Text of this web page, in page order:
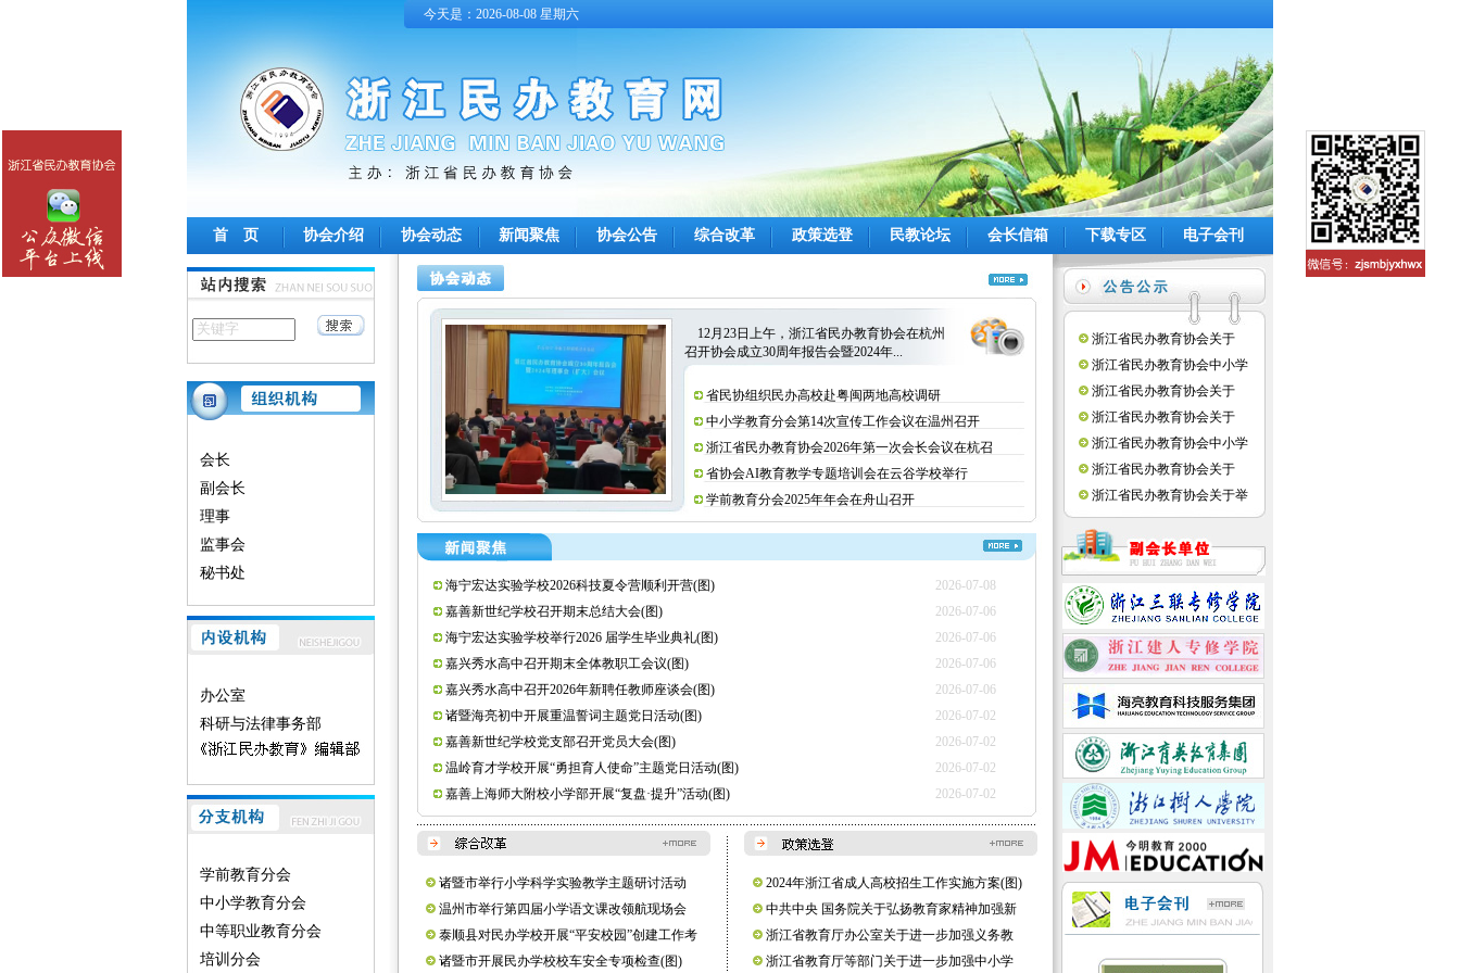
今天是：2026-08-08 星期六
首 页 协会介绍 协会动态 新闻聚焦 协会公告 综合改革 政策选登 民教论坛 会长信箱 下载专区 电子会刊
会长
副会长
理事
监事会
秘书处
办公室
科研与法律事务部
学前教育分会
中小学教育分会
中等职业教育分会
培训分会
12月23日上午，浙江省民办教育协会在杭州
召开协会成立30周年报告会暨2024年...
省民协组织民办高校赴粤闽两地高校调研
中小学教育分会第14次宣传工作会议在温州召开
(图)浙江省民办教育协会2026年第一次会长会议在杭召
开省协会AI教育教学专题培训会在云谷学校举行
学前教育分会2025年年会在舟山召开
2026-07-08
海宁宏达实验学校2026科技夏令营顺利开营(图)
2026-07-06
嘉善新世纪学校召开期末总结大会(图)
2026-07-06
海宁宏达实验学校举行2026 届学生毕业典礼(图)
2026-07-06
嘉兴秀水高中召开期末全体教职工会议(图)
2026-07-06
嘉兴秀水高中召开2026年新聘任教师座谈会(图)
2026-07-02
诸暨海亮初中开展重温誓词主题党日活动(图)
2026-07-02
嘉善新世纪学校党支部召开党员大会(图)
2026-07-02
温岭育才学校开展“勇担育人使命”主题党日活动(图)
2026-07-02
嘉善上海师大附校小学部开展“复盘·提升”活动(图)
诸暨市举行小学科学实验教学主题研讨活动
(图)温州市举行第四届小学语文课改领航现场会
(图)泰顺县对民办学校开展“平安校园”创建工作考
核(图)
诸暨市开展民办学校校车安全专项检查(图)
2024年浙江省成人高校招生工作实施方案(图)
中共中央 国务院关于弘扬教育家精神加强新
时代高素质专业化教师队伍建设的意见
浙江省教育厅办公室关于进一步加强义务教
育阶段考试评价管理的通知
浙江省教育厅等部门关于进一步加强中小学
浙江省民办教育协会关于
2025年立项课题结题鉴定结果
公布(图)
浙江省民办教育协会中小学
教育分会关于召开会长会议的
通知(图)
浙江省民办教育协会关于
2026 年协会研究课题立项的通
知(图)
浙江省民办教育协会关于
2025 年协会立项课题优秀成果
评审结果公示的通知(图)
浙江省民办教育协会中小学
教育分会关于召开第十四次宣
传工作会议的通知(图)
浙江省民办教育协会关于
2025年度课题结题、优秀成果
评选和2026年度课题申报的通
知
浙江省民办教育协会关于举
办中小学骨干教师AI教育教学
专题培训的通知(图)